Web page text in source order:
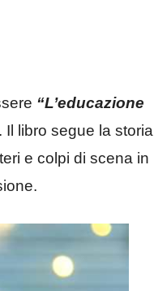
“L’educazione
libro segue la storia
e colpi di scena in